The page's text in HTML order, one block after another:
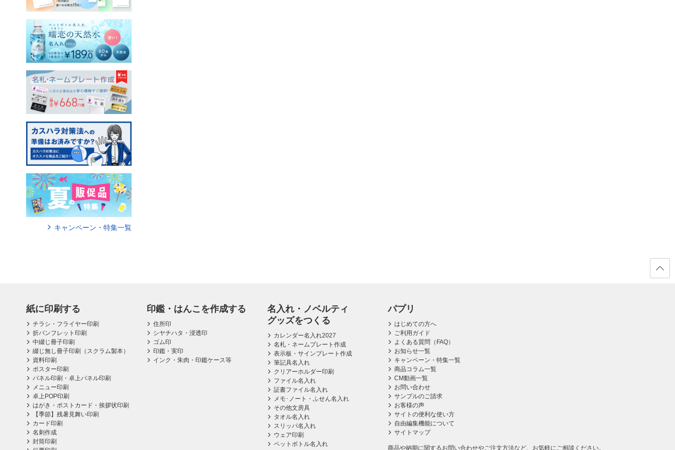
キャンペーン・特集一覧
紙に印刷する
チラシ・フライヤー印刷
折パンフレット印刷
中綴じ冊子印刷
綴じ無し冊子印刷（スクラム製本）
資料印刷
ポスター印刷
パネル印刷・卓上パネル印刷
メニュー印刷
卓上POP印刷
はがき・ポストカード・挨拶状印刷
【季節】残暑見舞い印刷
カード印刷
名刺作成
封筒印刷
印鑑・はんこを作成する
住所印
シヤチハタ・浸透印
ゴム印
印鑑・実印
インク・朱肉・印鑑ケース等
名入れ・ノベルティ
グッズをつくる
カレンダー名入れ2027
名札・ネームプレート作成
表示板・サインプレート作成
筆記具名入れ
クリアーホルダー印刷
ファイル名入れ
証書ファイル名入れ
メモ･ノート・ふせん名入れ
その他文房具
タオル名入れ
スリッパ名入れ
ウェア印刷
ペットボトル名入れ
パプリ
はじめての方へ
ご利用ガイド
よくある質問（FAQ）
お知らせ一覧
キャンペーン・特集一覧
商品コラム一覧
CM動画一覧
お問い合わせ
サンプルのご請求
お客様の声
サイトの便利な使い方
自由編集機能について
サイトマップ
商品や納期に関するお問い合わせやご注文方法など、お気軽にご相談ください。